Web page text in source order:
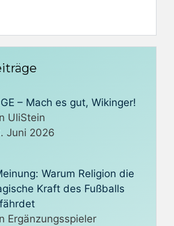
– Mach es gut, Wikinger!
UliStein
Juni 2026
Warum Religion die
Kraft des Fußballs
Ergänzungsspieler